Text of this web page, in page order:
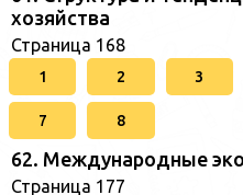
хозяйства
Страница 168
1 2 3
7 8
62. Международные
Страница 177